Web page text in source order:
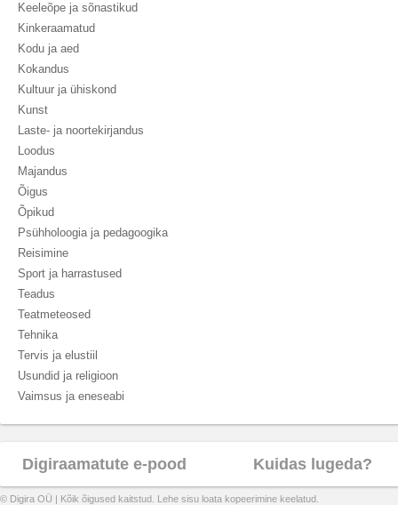
Keeleõpe ja sõnastikud
Kinkeraamatud
Kodu ja aed
Kokandus
Kultuur ja ühiskond
Kunst
Laste- ja noortekirjandus
Loodus
Majandus
Õigus
Õpikud
Psühholoogia ja pedagoogika
Reisimine
Sport ja harrastused
Teadus
Teatmeteosed
Tehnika
Tervis ja elustiil
Usundid ja religioon
Vaimsus ja eneseabi
Digiraamatute e-pood Kuidas lugeda?
© Digira OÜ | Kõik õigused kaitstud. Lehe sisu loata kopeerimine keelatud.